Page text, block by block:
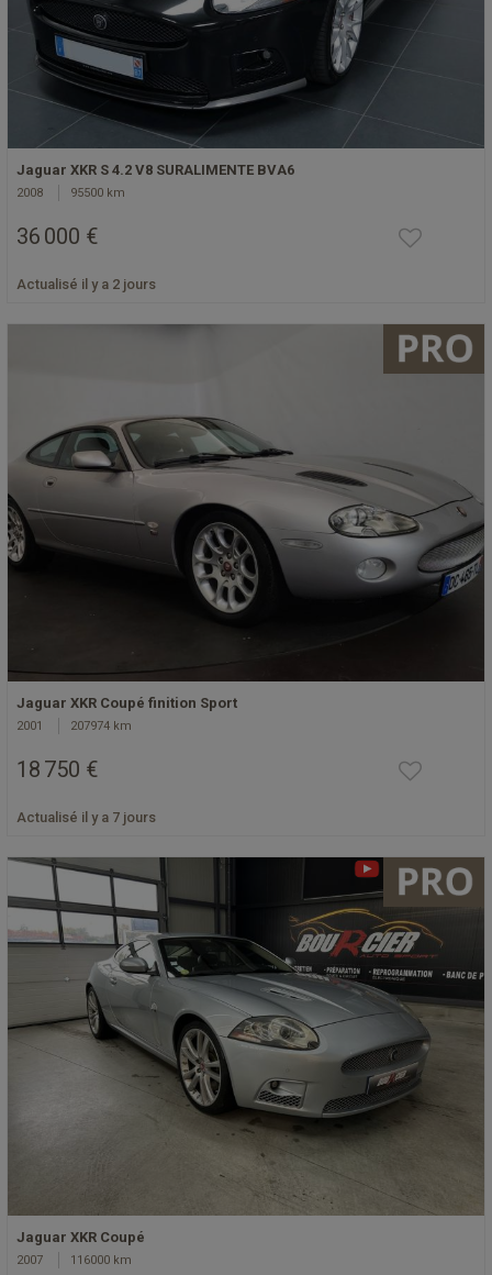
Jaguar XKR S 4.2 V8 SURALIMENTE BVA6
2008 95500 km
36 000 €
Actualisé il y a 2 jours
Jaguar XKR Coupé finition Sport
2001 207974 km
18 750 €
Actualisé il y a 7 jours
Jaguar XKR Coupé
2007 116000 km